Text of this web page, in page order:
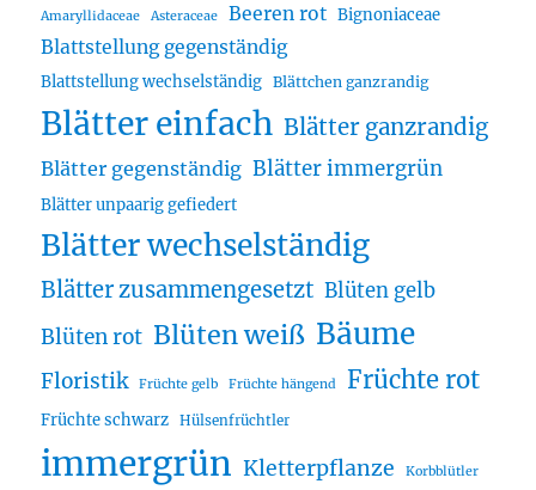
Amaryllidaceae Asteraceae Beeren rot Bignoniaceae
Blattstellung gegenständig
Blattstellung wechselständig Blättchen ganzrandig
Blätter einfach Blätter ganzrandig
Blätter gegenständig Blätter immergrün
Blätter unpaarig gefiedert
Blätter wechselständig
Blätter zusammengesetzt Blüten gelb
Blüten rot Blüten weiß Bäume
Floristik Früchte gelb Früchte hängend Früchte rot
Früchte schwarz Hülsenfrüchtler
immergrün Kletterpflanze Korbblütler